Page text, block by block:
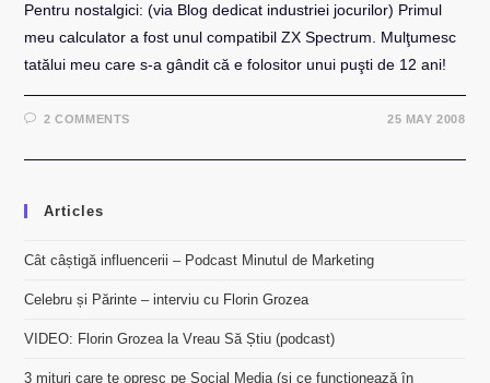
Pentru nostalgici: (via Blog dedicat industriei jocurilor) Primul
meu calculator a fost unul compatibil ZX Spectrum. Mulţumesc
tatălui meu care s-a gândit că e folositor unui puşti de 12 ani!
2 COMMENTS 25 MAY 2008
Articles
Cât câștigă influencerii – Podcast Minutul de Marketing
Celebru și Părinte – interviu cu Florin Grozea
VIDEO: Florin Grozea la Vreau Să Știu (podcast)
3 mituri care te opresc pe Social Media (și ce funcționează în